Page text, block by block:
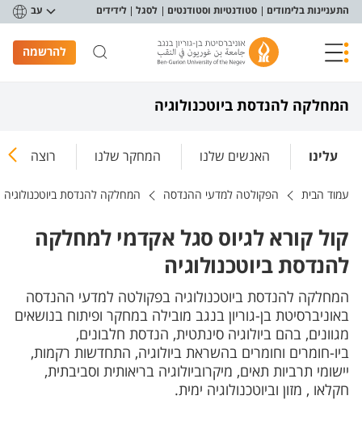
תפריט נגישות
התעניינות בלימודים סטודנטיות וסטודנטים לסגל לידידים עב
להרשמה
המחלקה להנדסת ביוטכנולוגיה
עלינו האנשים שלנו המחקר שלנו רוצה
עמוד הבית הפקולטה למדעי ההנדסה המחלקה להנדסת ביוטכנולוגיה
קול קורא לגיוס סגל אקדמי למחלקה
להנדסת ביוטכנולוגיה
המחלקה להנדסת ביוטכנולוגיה בפקולטה למדעי ההנדסה
באוניברסיטת בן-גוריון בנגב מובילה במחקר ופיתוח בנושאים
מגוונים, בהם ביולוגיה סינתטית, הנדסת חלבונים,
ביו-חומרים וחומרים בהשראת ביולוגיה, התחדשות רקמות,
יישומי תרביות תאים, מיקרוביולוגיה בריאותית וסביבתית,
חקלאו , מזון וביוטכנולוגיה ימית.